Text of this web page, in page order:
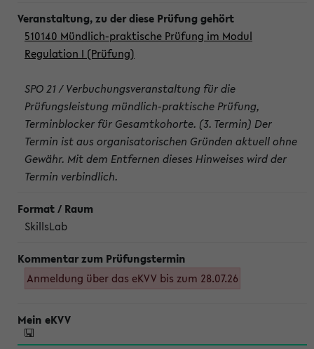
510140 Mündlich-praktische Prüfung im Modul
Regulation I (Prüfung)
SPO 21 / Verbuchungsveranstaltung für die
Prüfungsleistung mündlich-praktische Prüfung,
Terminblocker für Gesamtkohorte. (3. Termin) Der
Termin ist aus organisatorischen Gründen aktuell ohne
Gewähr. Mit dem Entfernen dieses Hinweises wird der
Termin verbindlich.
SkillsLab
Anmeldung über das eKVV bis zum 28.07.26